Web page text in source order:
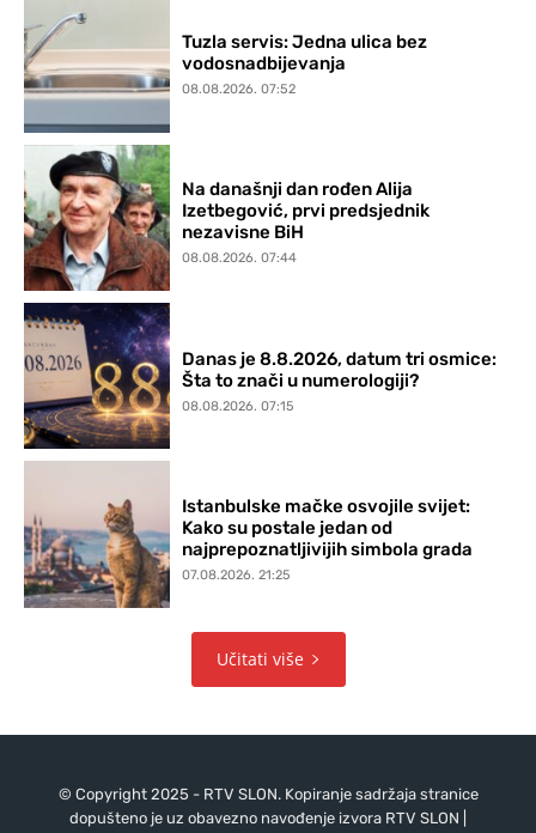
Tuzla servis: Jedna ulica bez
vodosnadbijevanja
08.08.2026. 07:52
Na današnji dan rođen Alija
Izetbegović, prvi predsjednik
nezavisne BiH
08.08.2026. 07:44
Danas je 8.8.2026, datum tri osmice:
Šta to znači u numerologiji?
08.08.2026. 07:15
Istanbulske mačke osvojile svijet:
Kako su postale jedan od
najprepoznatljivijih simbola grada
07.08.2026. 21:25
Učitati više
© Copyright 2025 - RTV SLON. Kopiranje sadržaja stranice
dopušteno je uz obavezno navođenje izvora RTV SLON |